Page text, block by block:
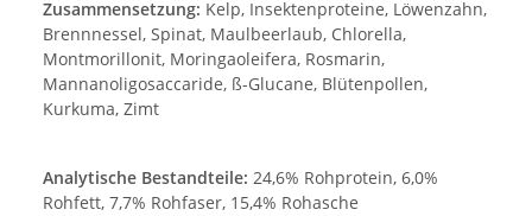
Zusammensetzung: Kelp, Insektenproteine, Löwenzahn,
Brennnessel, Spinat, Maulbeerlaub, Chlorella,
Montmorillonit, Moringaoleifera, Rosmarin,
Mannanoligosaccaride, ß-Glucane, Blütenpollen,
Kurkuma, Zimt
Analytische Bestandteile: 24,6% Rohprotein, 6,0%
Rohfett, 7,7% Rohfaser, 15,4% Rohasche